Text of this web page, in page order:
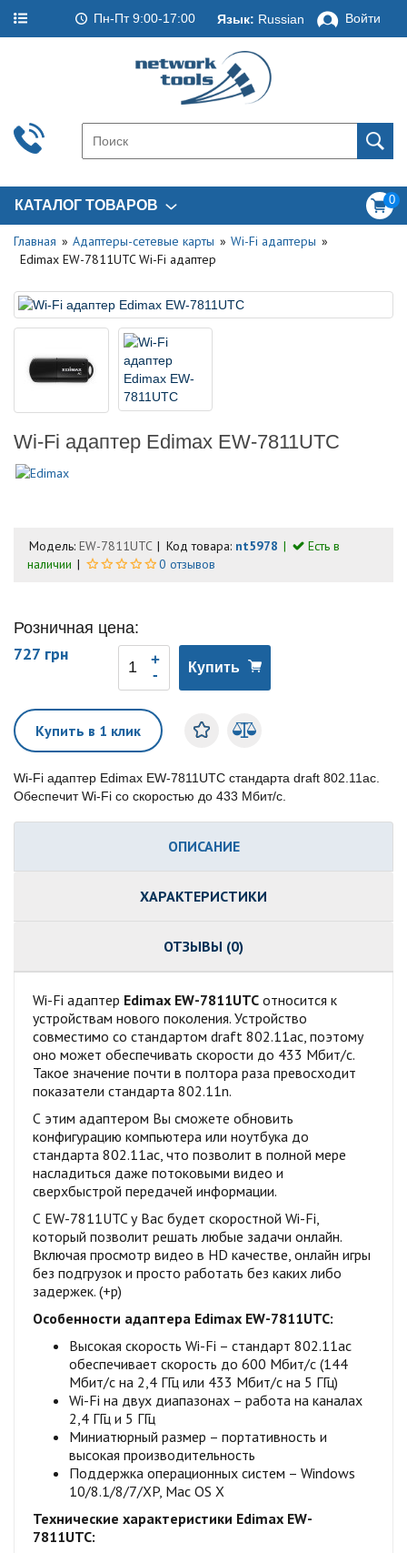
Пн-Пт 9:00-17:00 Язык: Russian Войти
КАТАЛОГ ТОВАРОВ 0
Главная Адаптеры-сетевые карты
Wi-Fi адаптеры
Edimax EW-7811UTC Wi-Fi адаптер
Wi-Fi адаптер Edimax EW-7811UTC
Модель: EW-7811UTC Код товара: nt5978
Есть в
наличии
0 отзывов
Розничная цена:
727 грн
Купить
Купить в 1 клик
Wi-Fi адаптер Edimax EW-7811UTC стандарта draft 802.11ac.
Обеспечит Wi-Fi со скоростью до 433 Мбит/с.
ОПИСАНИЕ
ХАРАКТЕРИСТИКИ
ОТЗЫВЫ (0)
Wi-Fi адаптер Edimax EW-7811UTC относится к
устройствам нового поколения. Устройство
совместимо со стандартом draft 802.11ac, поэтому
оно может обеспечивать скорости до 433 Мбит/с.
Такое значение почти в полтора раза превосходит
показатели стандарта 802.11n.
С этим адаптером Вы сможете обновить
конфигурацию компьютера или ноутбука до
стандарта 802.11ac, что позволит в полной мере
насладиться даже потоковыми видео и
сверхбыстрой передачей информации.
С EW-7811UTC у Вас будет скоростной Wi-Fi,
который позволит решать любые задачи онлайн.
Включая просмотр видео в HD качестве, онлайн игры
без подгрузок и просто работать без каких либо
задержек. (+р)
Особенности адаптера Edimax EW-7811UTC:
Высокая скорость Wi-Fi – стандарт 802.11ac
обеспечивает скорость до 600 Мбит/с (144
Мбит/с на 2,4 ГГц или 433 Мбит/с на 5 ГГц)
Wi-Fi на двух диапазонах – работа на каналах
2,4 ГГц и 5 ГГц
Миниатюрный размер – портативность и
высокая производительность
Поддержка операционных систем – Windows
10/8.1/8/7/XP, Mac OS X
Технические характеристики Edimax EW-
7811UTC: